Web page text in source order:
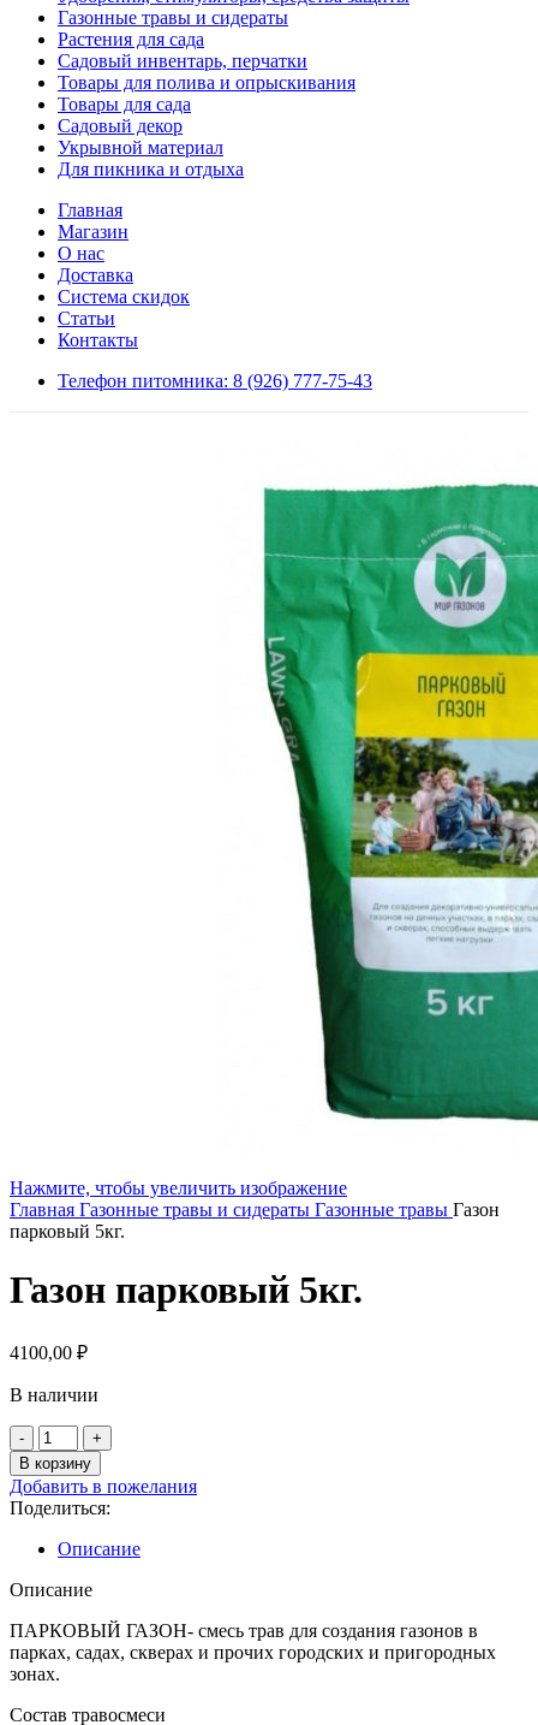
Газонные травы и сидераты
Растения для сада
Садовый инвентарь, перчатки
Товары для полива и опрыскивания
Товары для сада
Садовый декор
Укрывной материал
Для пикника и отдыха
Главная
Магазин
О нас
Доставка
Система скидок
Статьи
Контакты
Телефон питомника: 8 (926) 777-75-43
Нажмите, чтобы увеличить изображение
Главная Газонные травы и сидераты Газонные травы Газон
парковый 5кг.
Газон парковый 5кг.
4100,00 ₽
В наличии
Количество
товара
Газон
парковый
5кг.
В корзину
Добавить в пожелания
Поделиться:
Описание
Описание
ПАРКОВЫЙ ГАЗОН- смесь трав для создания газонов в
парках, садах, скверах и прочих городских и пригородных
зонах.
Состав травосмеси